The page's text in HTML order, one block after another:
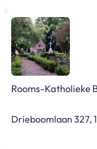
Rooms-Katholieke
Drieboomlaan 327,